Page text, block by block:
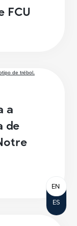
FCU
a
de
ES
EN